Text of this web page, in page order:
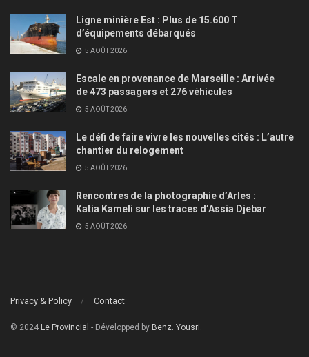
Ligne minière Est : Plus de 15.600 T
d’équipements débarqués
5 AOÛT 2026
Escale en provenance de Marseille : Arrivée
de 473 passagers et 276 véhicules
5 AOÛT 2026
Le défi de faire vivre les nouvelles cités : L’autre
chantier du relogement
5 AOÛT 2026
Rencontres de la photographie d’Arles :
Katia Kameli sur les traces d’Assia Djebar
5 AOÛT 2026
Privacy & Policy Contact
© 2024 Le Provincial - Développed by Benz. Yousri.